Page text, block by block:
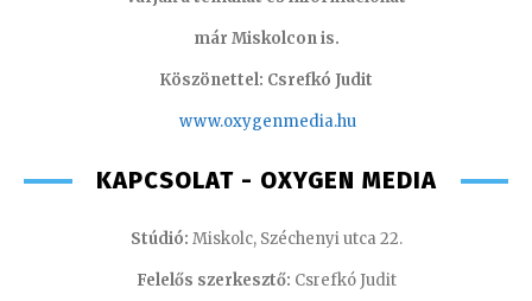
már Miskolcon is.
Köszönettel: Csrefkó Judit
www.oxygenmedia.hu
KAPCSOLAT - OXYGEN MEDIA
Stúdió: Miskolc, Széchenyi utca 22.
Felelős szerkesztő: Csrefkó Judit